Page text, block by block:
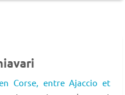
Corse, entre Ajaccio et